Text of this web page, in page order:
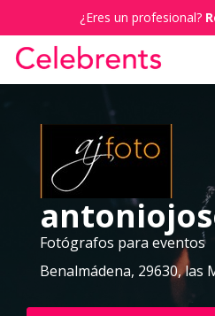
¿Eres un profesional?
Fotógrafos para eventos
Benalmádena, 29630, las